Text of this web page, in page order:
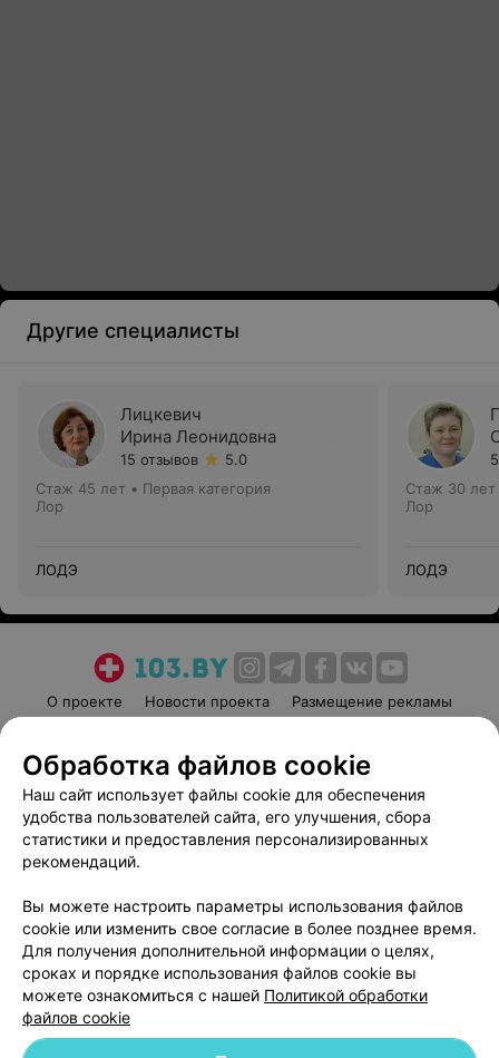
Другие специалисты
Лицкевич
Ирина Леонидовна
15 отзывов
5.0
Стаж 45 лет • Первая категория
Лор
ЛОДЭ
Стаж 30 лет
Лор
ЛОДЭ
О проекте Новости проекта
Размещение рекламы
Пользовательское соглашение
Способы оплаты
Вакансии
Партнеры
Написать руководителю 103.by
Обработка персональных данных
Обработка файлов cookie
Наш сайт использует файлы cookie для обеспечения
удобства пользователей сайта, его улучшения, сбора
статистики и предоставления персонализированных
рекомендаций.
Вы можете настроить параметры использования файлов
cookie или изменить свое согласие в более позднее время.
Для получения дополнительной информации о целях,
сроках и порядке использования файлов cookie вы
можете ознакомиться с нашей Политикой обработки
файлов cookie